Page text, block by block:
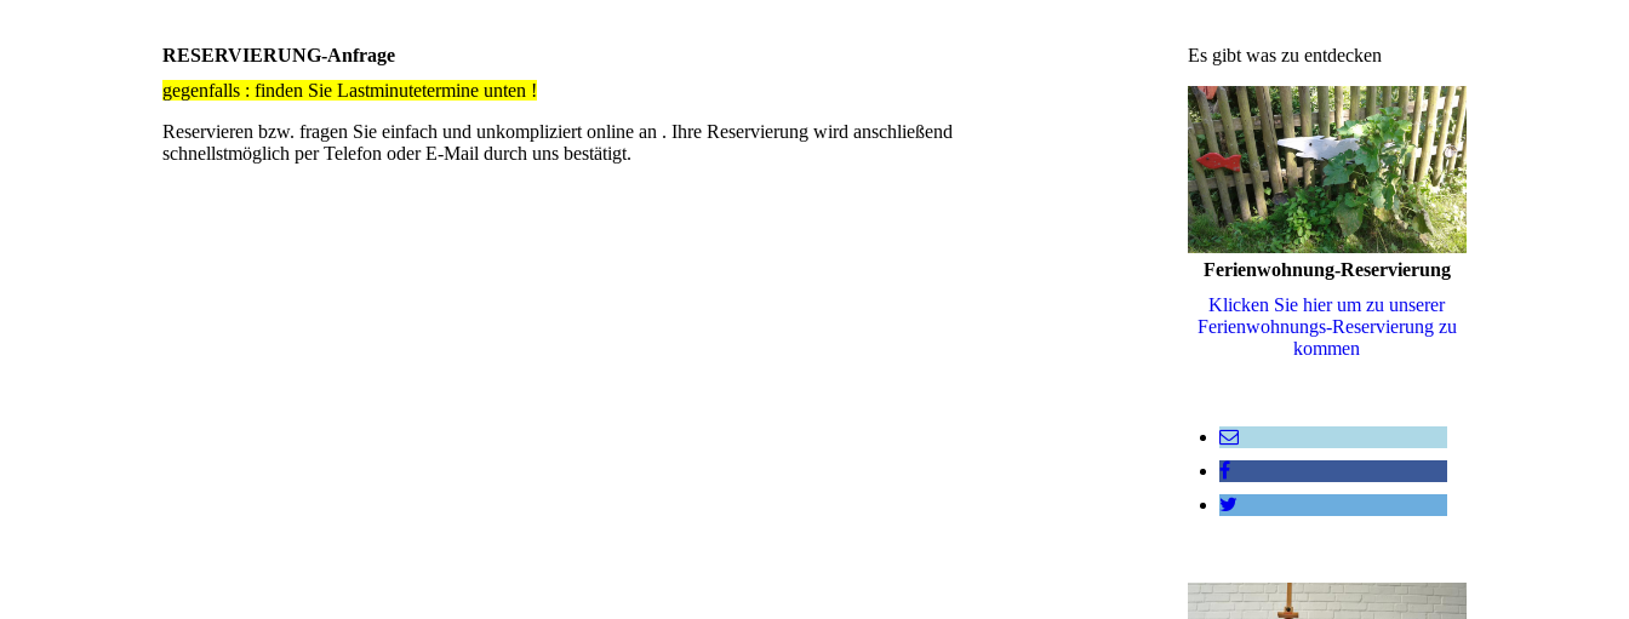
RESERVIERUNG-Anfrage
gegenfalls : finden Sie Lastminutetermine unten !
Reservieren bzw. fragen Sie einfach und unkompliziert online an . Ihre Reservierung wird anschließend
schnellstmöglich per Telefon oder E-Mail durch uns bestätigt.
Es gibt was zu entdecken
Ferienwohnung-Reservierung
Klicken Sie hier um zu unserer
Ferienwohnungs-Reservierung zu
kommen